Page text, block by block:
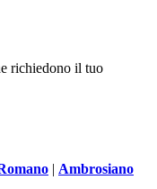
richiedono il tuo
| Ambrosiano